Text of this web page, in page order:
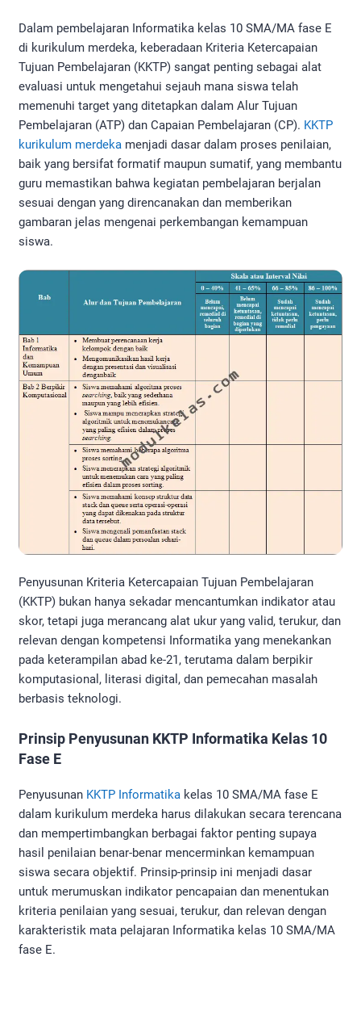
Dalam pembelajaran Informatika kelas 10 SMA/MA fase E
di kurikulum merdeka, keberadaan Kriteria Ketercapaian
Tujuan Pembelajaran (KKTP) sangat penting sebagai alat
evaluasi untuk mengetahui sejauh mana siswa telah
memenuhi target yang ditetapkan dalam Alur Tujuan
Pembelajaran (ATP) dan Capaian Pembelajaran (CP). KKTP
kurikulum merdeka menjadi dasar dalam proses penilaian,
baik yang bersifat formatif maupun sumatif, yang membantu
guru memastikan bahwa kegiatan pembelajaran berjalan
sesuai dengan yang direncanakan dan memberikan
gambaran jelas mengenai perkembangan kemampuan
siswa.
Penyusunan Kriteria Ketercapaian Tujuan Pembelajaran
(KKTP) bukan hanya sekadar mencantumkan indikator atau
skor, tetapi juga merancang alat ukur yang valid, terukur, dan
relevan dengan kompetensi Informatika yang menekankan
pada keterampilan abad ke-21, terutama dalam berpikir
komputasional, literasi digital, dan pemecahan masalah
berbasis teknologi.
Prinsip Penyusunan KKTP Informatika Kelas 10
Fase E
Penyusunan KKTP Informatika kelas 10 SMA/MA fase E
dalam kurikulum merdeka harus dilakukan secara terencana
dan mempertimbangkan berbagai faktor penting supaya
hasil penilaian benar-benar mencerminkan kemampuan
siswa secara objektif. Prinsip-prinsip ini menjadi dasar
untuk merumuskan indikator pencapaian dan menentukan
kriteria penilaian yang sesuai, terukur, dan relevan dengan
karakteristik mata pelajaran Informatika kelas 10 SMA/MA
fase E.